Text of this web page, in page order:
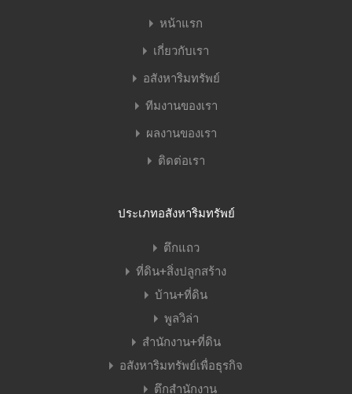
หน้าแรก
เกี่ยวกับเรา
อสังหาริมทรัพย์
ทีมงานของเรา
ผลงานของเรา
ติดต่อเรา
ประเภทอสังหาริมทรัพย์
ตึกแถว
ที่ดิน+สิ่งปลูกสร้าง
บ้าน+ที่ดิน
พูลวิล่า
สำนักงาน+ที่ดิน
อสังหาริมทรัพย์เพื่อธุรกิจ
ตึกสำนักงาน